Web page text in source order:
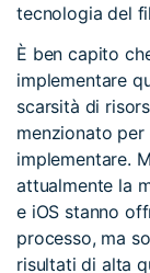
tecnologia del
È ben capito
implementare
scarsità di
menzionato
implementare.
attualmente la
e iOS stanno
processo, ma
risultati di alta